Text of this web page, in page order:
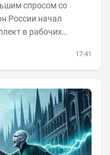
спросом со
России начал
в рабочих
17:41